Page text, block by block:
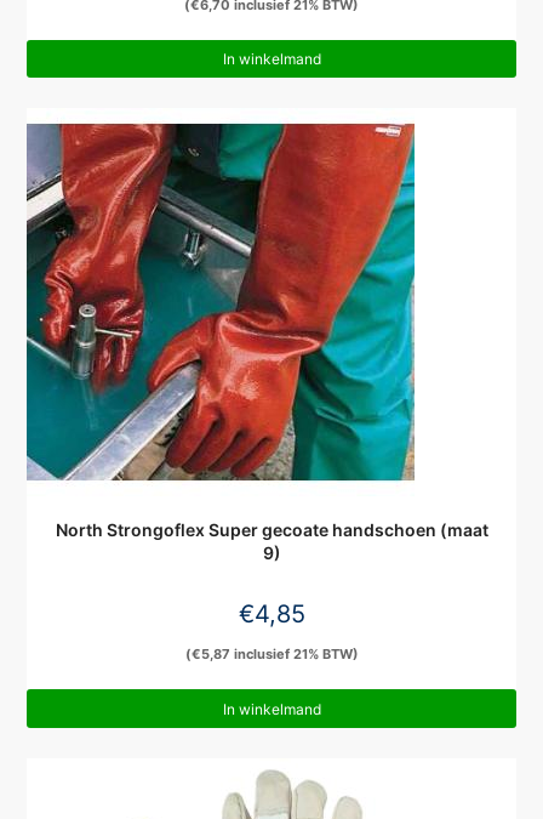
(€6,70 inclusief 21% BTW)
In winkelmand
North Strongoflex Super gecoate handschoen (maat
9)
€4,85
(€5,87 inclusief 21% BTW)
In winkelmand